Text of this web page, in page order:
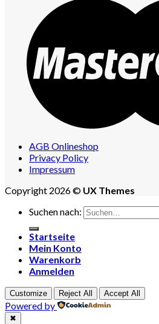
AGB Onlineshop
Privacy Policy
Impressum
Copyright 2026 © UX Themes
Suchen nach:
Startseite
Mein Konto
Warenkorb
Anmelden
Customize Reject All Accept All
Powered by
✖